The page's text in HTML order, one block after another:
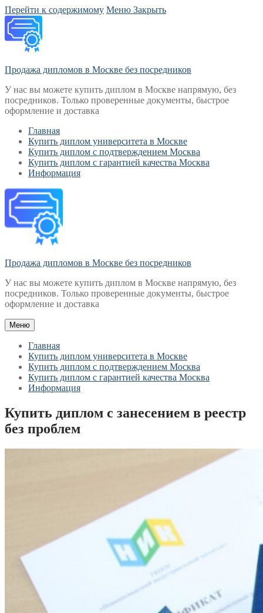
Перейти к содержимому Меню Закрыть
Продажа дипломов в Москве без посредников
У нас вы можете купить диплом в Москве напрямую, без
посредников. Только проверенные документы, быстрое
оформление и доставка
Главная
Купить диплом университета в Москве
Купить диплом с подтверждением Москва
Купить диплом с гарантией качества Москва
Информация
Продажа дипломов в Москве без посредников
У нас вы можете купить диплом в Москве напрямую, без
посредников. Только проверенные документы, быстрое
оформление и доставка
Меню
Главная
Купить диплом университета в Москве
Купить диплом с подтверждением Москва
Купить диплом с гарантией качества Москва
Информация
Купить диплом с занесением в реестр
без проблем